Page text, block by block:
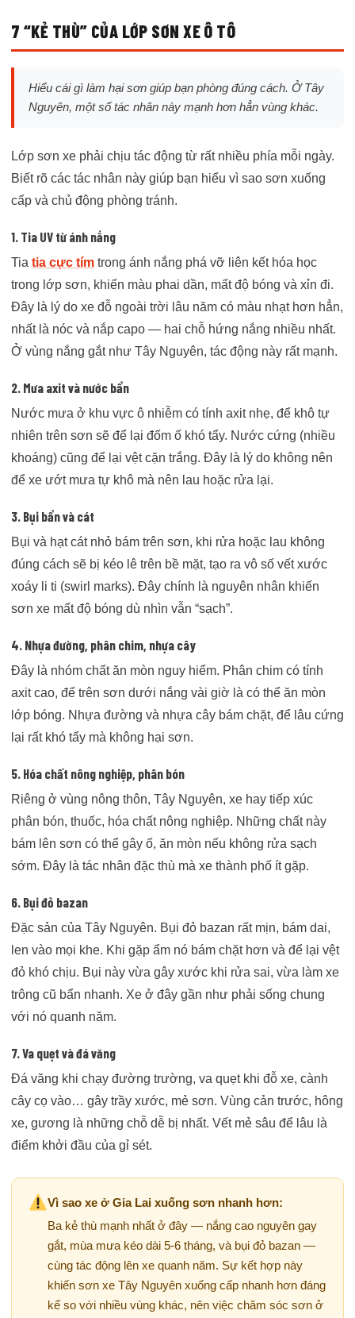
7 “KẺ THÙ” CỦA LỚP SƠN XE Ô TÔ
Hiểu cái gì làm hại sơn giúp bạn phòng đúng cách. Ở Tây
Nguyên, một số tác nhân này mạnh hơn hẳn vùng khác.
Lớp sơn xe phải chịu tác động từ rất nhiều phía mỗi ngày.
Biết rõ các tác nhân này giúp bạn hiểu vì sao sơn xuống
cấp và chủ động phòng tránh.
1. Tia UV từ ánh nắng
Tia tia cực tím trong ánh nắng phá vỡ liên kết hóa học
trong lớp sơn, khiến màu phai dần, mất độ bóng và xỉn đi.
Đây là lý do xe đỗ ngoài trời lâu năm có màu nhạt hơn hẳn,
nhất là nóc và nắp capo — hai chỗ hứng nắng nhiều nhất.
Ở vùng nắng gắt như Tây Nguyên, tác động này rất mạnh.
2. Mưa axit và nước bẩn
Nước mưa ở khu vực ô nhiễm có tính axit nhẹ, để khô tự
nhiên trên sơn sẽ để lại đốm ố khó tẩy. Nước cứng (nhiều
khoáng) cũng để lại vệt cặn trắng. Đây là lý do không nên
để xe ướt mưa tự khô mà nên lau hoặc rửa lại.
3. Bụi bẩn và cát
Bụi và hạt cát nhỏ bám trên sơn, khi rửa hoặc lau không
đúng cách sẽ bị kéo lê trên bề mặt, tạo ra vô số vết xước
xoáy li ti (swirl marks). Đây chính là nguyên nhân khiến
sơn xe mất độ bóng dù nhìn vẫn “sạch”.
4. Nhựa đường, phân chim, nhựa cây
Đây là nhóm chất ăn mòn nguy hiểm. Phân chim có tính
axit cao, để trên sơn dưới nắng vài giờ là có thể ăn mòn
lớp bóng. Nhựa đường và nhựa cây bám chặt, để lâu cứng
lại rất khó tẩy mà không hại sơn.
5. Hóa chất nông nghiệp, phân bón
Riêng ở vùng nông thôn, Tây Nguyên, xe hay tiếp xúc
phân bón, thuốc, hóa chất nông nghiệp. Những chất này
bám lên sơn có thể gây ố, ăn mòn nếu không rửa sạch
sớm. Đây là tác nhân đặc thù mà xe thành phố ít gặp.
6. Bụi đỏ bazan
Đặc sản của Tây Nguyên. Bụi đỏ bazan rất mịn, bám dai,
len vào mọi khe. Khi gặp ẩm nó bám chặt hơn và để lại vệt
đỏ khó chịu. Bụi này vừa gây xước khi rửa sai, vừa làm xe
trông cũ bẩn nhanh. Xe ở đây gần như phải sống chung
với nó quanh năm.
7. Va quẹt và đá văng
Đá văng khi chạy đường trường, va quẹt khi đỗ xe, cành
cây cọ vào… gây trầy xước, mẻ sơn. Vùng cản trước, hông
xe, gương là những chỗ dễ bị nhất. Vết mẻ sâu để lâu là
điểm khởi đầu của gỉ sét.
Vì sao xe ở Gia Lai xuống sơn nhanh hơn:
Ba kẻ thù mạnh nhất ở đây — nắng cao nguyên gay
gắt, mùa mưa kéo dài 5-6 tháng, và bụi đỏ bazan —
cùng tác động lên xe quanh năm. Sự kết hợp này
khiến sơn xe Tây Nguyên xuống cấp nhanh hơn đáng
kể so với nhiều vùng khác, nên việc chăm sóc sơn ở